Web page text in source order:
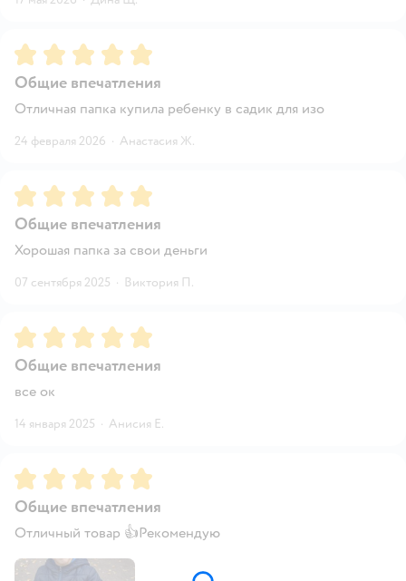
Рейтинг:5
Общие впечатления
Отличная папка купила ребенку в садик для изо
24 февраля 2026 · Анастасия Ж.
Рейтинг:5
Общие впечатления
Хорошая папка за свои деньги
07 сентября 2025 · Виктория П.
Рейтинг:5
Общие впечатления
все ок
14 января 2025 · Анисия Е.
Рейтинг:5
Общие впечатления
Отличный товар 👍Рекомендую